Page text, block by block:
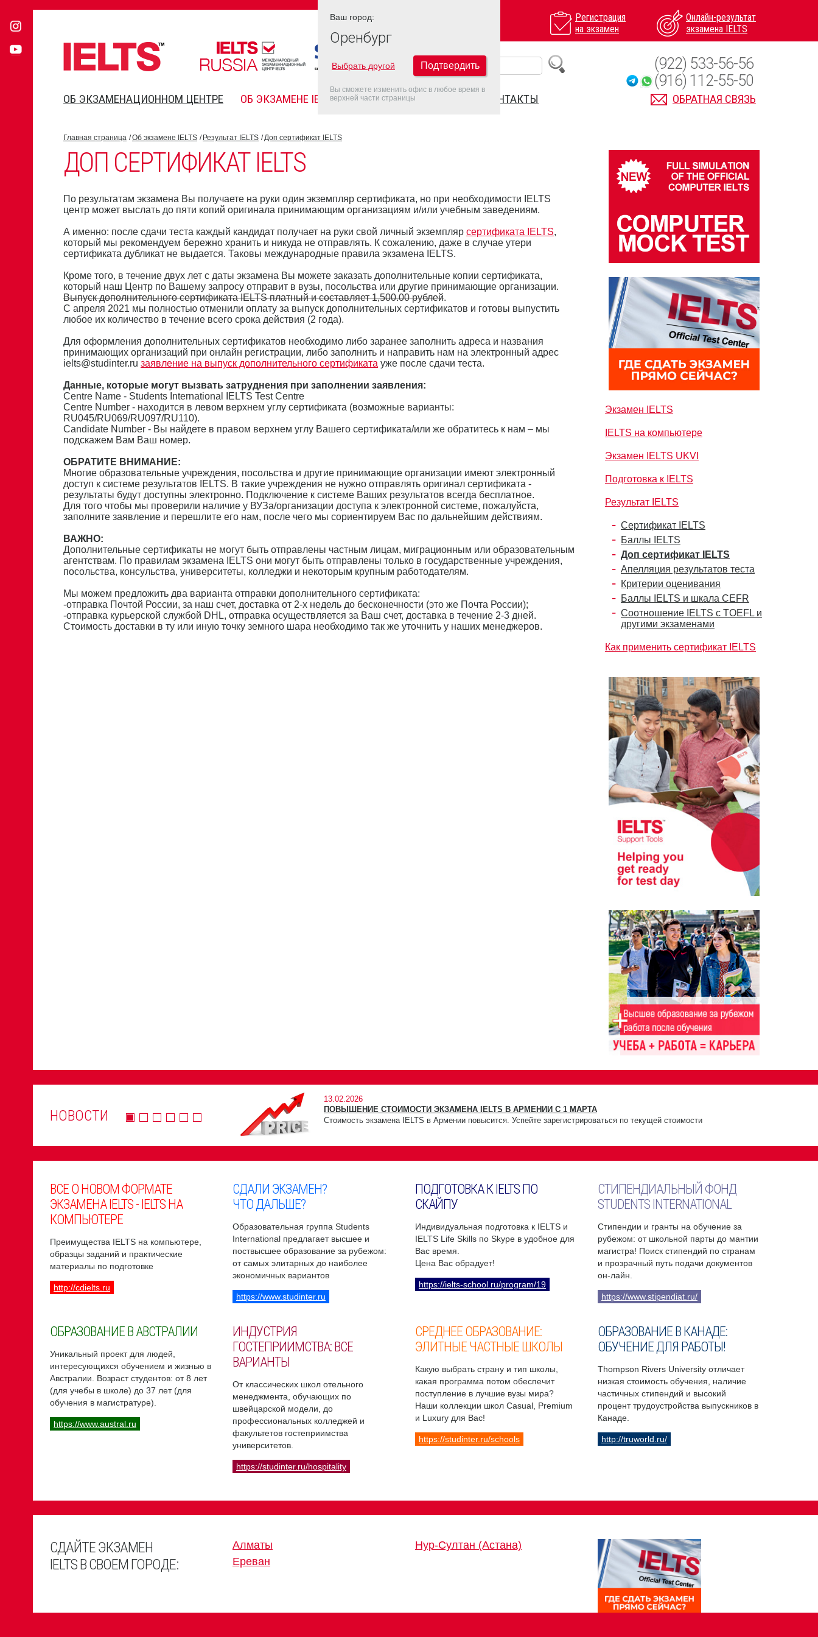
Регистрация
на экзамен
Онлайн-результат
экзамена IELTS
ОБ ЭКЗАМЕНАЦИОННОМ ЦЕНТРЕ ОБ ЭКЗАМЕНЕ IELTS FAQ ДАТЫ IELTS 2022 КОНТАКТЫ ОБРАТНАЯ СВЯЗЬ
(922) 533-56-56
(916) 112-55-50
Главная страница Об экзамене IELTS Результат IELTS Доп сертификат IELTS
ДОП СЕРТИФИКАТ IELTS
По результатам экзамена Вы получаете на руки один экземпляр сертификата, но при необходимости IELTS
центр может выслать до пяти копий оригинала принимающим организациям и/или учебным заведениям.
А именно: после сдачи теста каждый кандидат получает на руки свой личный экземпляр сертификата IELTS,
который мы рекомендуем бережно хранить и никуда не отправлять. К сожалению, даже в случае утери
сертификата дубликат не выдается. Таковы международные правила экзамена IELTS.
Кроме того, в течение двух лет с даты экзамена Вы можете заказать дополнительные копии сертификата,
который наш Центр по Вашему запросу отправит в вузы, посольства или другие принимающие организации.
Выпуск дополнительного сертификата IELTS платный и составляет 1,500.00 рублей.
С апреля 2021 мы полностью отменили оплату за выпуск дополнительных сертификатов и готовы выпустить
любое их количество в течение всего срока действия (2 года).
Для оформления дополнительных сертификатов необходимо либо заранее заполнить адреса и названия
принимающих организаций при онлайн регистрации, либо заполнить и направить нам на электронный адрес
ielts@studinter.ru заявление на выпуск дополнительного сертификата уже после сдачи теста.
Данные, которые могут вызвать затруднения при заполнении заявления:
Сentre Name - Students International IELTS Test Centre
Centre Number - находится в левом верхнем углу сертификата (возможные варианты:
RU045/RU069/RU097/RU110).
Candidate Number - Вы найдете в правом верхнем углу Вашего сертификата/или же обратитесь к нам – мы
подскажем Вам Ваш номер.
ОБРАТИТЕ ВНИМАНИЕ:
Многие образовательные учреждения, посольства и другие принимающие организации имеют электронный
доступ к системе результатов IELTS. В такие учреждения не нужно отправлять оригинал сертификата -
результаты будут доступны электронно. Подключение к системе Ваших результатов всегда бесплатное.
Для того чтобы мы проверили наличие у ВУЗа/организации доступа к электронной системе, пожалуйста,
заполните заявление и перешлите его нам, после чего мы сориентируем Вас по дальнейшим действиям.
ВАЖНО:
Дополнительные сертификаты не могут быть отправлены частным лицам, миграционным или образовательным
агентствам. По правилам экзамена IELTS они могут быть отправлены только в государственные учреждения,
посольства, консульства, университеты, колледжи и некоторым крупным работодателям.
Мы можем предложить два варианта отправки дополнительного сертификата:
-отправка Почтой России, за наш счет, доставка от 2-х недель до бесконечности (это же Почта России);
-отправка курьерской службой DHL, отправка осуществляется за Ваш счет, доставка в течение 2-3 дней.
Стоимость доставки в ту или иную точку земного шара необходимо так же уточнить у наших менеджеров.
Экзамен IELTS
IELTS на компьютере
Экзамен IELTS UKVI
Подготовка к IELTS
Результат IELTS
Сертификат IELTS
Баллы IELTS
Доп сертификат IELTS
Апелляция результатов теста
Критерии оценивания
Баллы IELTS и шкала CEFR
Соотношение IELTS с TOEFL и
другими экзаменами
Как применить сертификат IELTS
НОВОСТИ
13.02.2026
ПОВЫШЕНИЕ СТОИМОСТИ ЭКЗАМЕНА IELTS В АРМЕНИИ С 1 МАРТА
Стоимость экзамена IELTS в Армении повысится. Успейте зарегистрироваться по текущей стоимости
ВСЕ О НОВОМ ФОРМАТЕ
ЭКЗАМЕНА IELTS - IELTS НА
КОМПЬЮТЕРЕ
Преимущества IELTS на компьютере,
образцы заданий и практические
материалы по подготовке
http://cdielts.ru
СДАЛИ ЭКЗАМЕН?
ЧТО ДАЛЬШЕ?
Образовательная группа Students
International предлагает высшее и
поствысшее образование за рубежом:
от самых элитарных до наиболее
экономичных вариантов
https://www.studinter.ru
ПОДГОТОВКА К IELTS ПО
СКАЙПУ
Индивидуальная подготовка к IELTS и
IELTS Life Skills по Skype в удобное для
Вас время.
Цена Вас обрадует!
https://ielts-school.ru/program/19
СТИПЕНДИАЛЬНЫЙ ФОНД
STUDENTS INTERNATIONAL
Стипендии и гранты на обучение за
рубежом: от школьной парты до мантии
магистра! Поиск стипендий по странам
и прозрачный путь подачи документов
он-лайн.
https://www.stipendiat.ru/
ОБРАЗОВАНИЕ В АВСТРАЛИИ
Уникальный проект для людей,
интересующихся обучением и жизнью в
Австралии. Возраст студентов: от 8 лет
(для учебы в школе) до 37 лет (для
обучения в магистратуре).
https://www.austral.ru
ИНДУСТРИЯ
ГОСТЕПРИИМСТВА: ВСЕ
ВАРИАНТЫ
От классических школ отельного
менеджмента, обучающих по
швейцарской модели, до
профессиональных колледжей и
факультетов гостеприимства
университетов.
https://studinter.ru/hospitality
СРЕДНЕЕ ОБРАЗОВАНИЕ:
ЭЛИТНЫЕ ЧАСТНЫЕ ШКОЛЫ
Какую выбрать страну и тип школы,
какая программа потом обеспечит
поступление в лучшие вузы мира?
Наши коллекции школ Casual, Premium
и Luxury для Вас!
https://studinter.ru/schools
ОБРАЗОВАНИЕ В КАНАДЕ:
ОБУЧЕНИЕ ДЛЯ РАБОТЫ!
Thompson Rivers University отличает
низкая стоимость обучения, наличие
частичных стипендий и высокий
процент трудоустройства выпускников в
Канаде.
http://truworld.ru/
СДАЙТЕ ЭКЗАМЕН
IELTS В СВОЕМ ГОРОДЕ:
Алматы
Ереван
Нур-Султан (Астана)
Ваш город:
Оренбург
Выбрать другой Подтвердить
Вы сможете изменить офис в любое время в
верхней части страницы